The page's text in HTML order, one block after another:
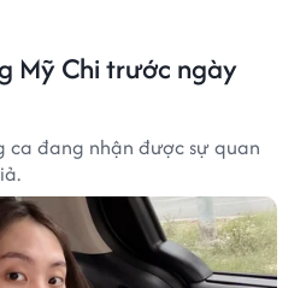
Mỹ Chi trước ngày
ca đang nhận được sự quan